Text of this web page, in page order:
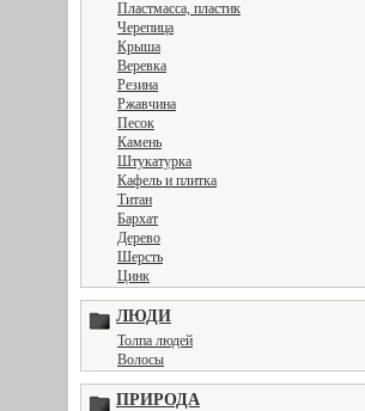
Пластмасса, пластик
Черепица
Крыша
Веревка
Резина
Ржавчина
Песок
Камень
Штукатурка
Кафель и плитка
Титан
Бархат
Дерево
Шерсть
Цинк
ЛЮДИ
Толпа людей
Волосы
ПРИРОДА